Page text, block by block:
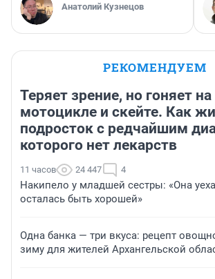
Анатолий Кузнецов
РЕКОМЕНДУЕМ
Теряет зрение, но гоняет на
мотоцикле и скейте. Как
подросток с редчайшим
которого нет лекарств
11 часов 24 447 4
Накипело у младшей сестры: «Она
осталась быть хорошей»
Одна банка — три вкуса: рецепт
зиму для жителей Архангельской